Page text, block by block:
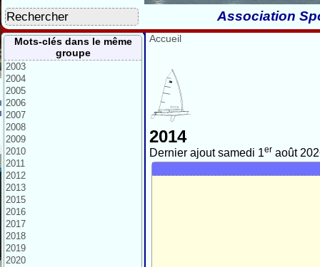
Association
Mots-clés dans le même
groupe
2003
2004
2005
2006
2007
2008
2009
2010
2011
2012
2013
2015
2016
2017
2018
2019
2020
Accueil
2014
Dernier ajout samedi 1er août